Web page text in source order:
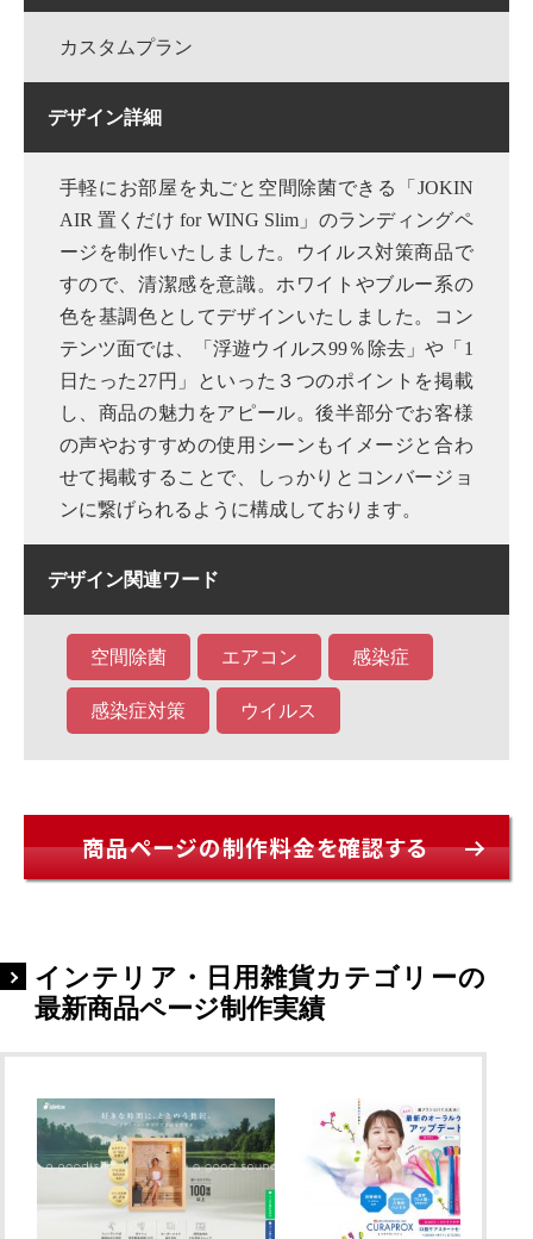
カスタムプラン
デザイン詳細
手軽にお部屋を丸ごと空間除菌できる「JOKIN
AIR 置くだけ for WING Slim」のランディングペ
ージを制作いたしました。ウイルス対策商品で
すので、清潔感を意識。ホワイトやブルー系の
色を基調色としてデザインいたしました。コン
テンツ面では、「浮遊ウイルス99％除去」や「1
日たった27円」といった３つのポイントを掲載
し、商品の魅力をアピール。後半部分でお客様
の声やおすすめの使用シーンもイメージと合わ
せて掲載することで、しっかりとコンバージョ
ンに繋げられるように構成しております。
デザイン関連ワード
空間除菌 エアコン 感染症
感染症対策 ウイルス
商品ページの制作料金を確認する
インテリア・日用雑貨カテゴリーの
最新商品ページ制作実績